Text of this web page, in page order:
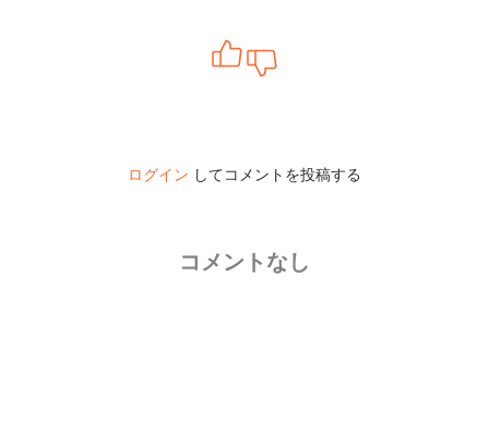
ログイン してコメントを投稿する
コメントなし